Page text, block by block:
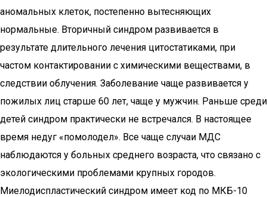
аномальных клеток, постепенно вытесняющих
нормальные. Вторичный синдром развивается в
результате длительного лечения цитостатиками, при
частом контактировании с химическими веществами, в
следствии облучения. Заболевание чаще развивается у
пожилых лиц старше 60 лет, чаще у мужчин. Раньше среди
детей синдром практически не встречался. В настоящее
время недуг «помолодел». Все чаще случаи МДС
наблюдаются у больных среднего возраста, что связано с
экологическими проблемами крупных городов.
Миелодиспластический синдром имеет код по МКБ-10